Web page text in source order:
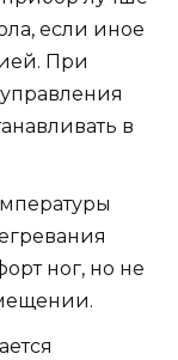
если иное
При
в
ног, но не